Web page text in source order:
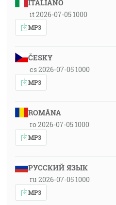
ITALIANO
it 2026-07-05 1000
MP3
ČESKY
cs 2026-07-05 1000
MP3
ROMÂNA
ro 2026-07-05 1000
MP3
РУССКИЙ ЯЗЫК
ru 2026-07-05 1000
MP3